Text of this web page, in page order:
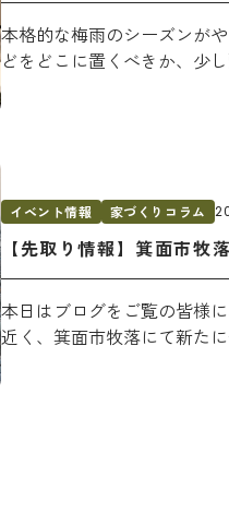
本格的な梅雨のシーズンが
どをどこに置くべきか、少
イベント情報 家づくりコラム
【先取り情報】箕面市
本日はブログをご覧の皆様
近く、箕面市牧落にて新た